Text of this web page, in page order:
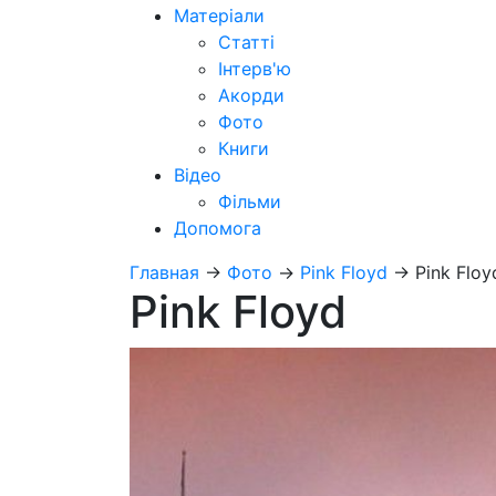
Матеріали
Статті
Інтерв'ю
Акорди
Фото
Книги
Відео
Фільми
Допомога
Главная → Фото → Pink Floyd → Pink
Pink Floyd